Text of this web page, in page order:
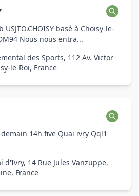
basé à Choisy-le-
Nous nous entra...
des Sports, 112 Av. Victor
le-Roi, France
14h five Quai ivry Qql1
d'Ivry, 14 Rue Jules Vanzuppe,
France